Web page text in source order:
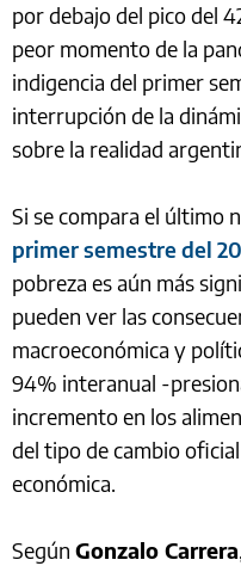
por debajo del pico del
peor momento de la
indigencia del primer
interrupción de la
sobre la realidad
Si se compara el último
primer semestre del
pobreza es aún más
pueden ver las
macroeconómica y
94% interanual -
incremento en los
del tipo de cambio
económica.
Según Gonzalo Carrera